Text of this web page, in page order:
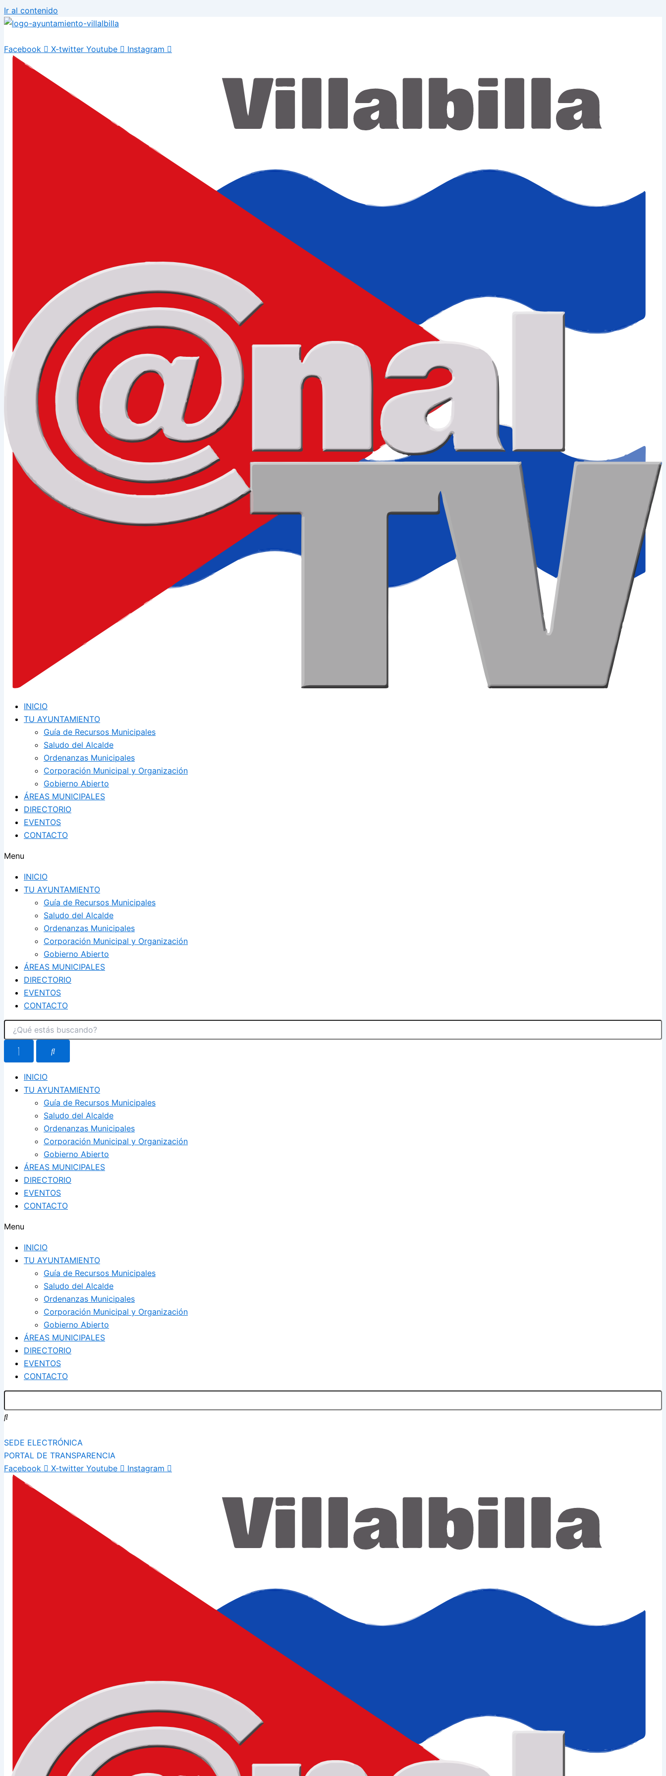
Ir al contenido
Facebook X-twitter Youtube Instagram
INICIO
TU AYUNTAMIENTO
Guía de Recursos Municipales
Saludo del Alcalde
Ordenanzas Municipales
Corporación Municipal y Organización
Gobierno Abierto
ÁREAS MUNICIPALES
DIRECTORIO
EVENTOS
CONTACTO
Menu
INICIO
TU AYUNTAMIENTO
Guía de Recursos Municipales
Saludo del Alcalde
Ordenanzas Municipales
Corporación Municipal y Organización
Gobierno Abierto
ÁREAS MUNICIPALES
DIRECTORIO
EVENTOS
CONTACTO
INICIO
TU AYUNTAMIENTO
Guía de Recursos Municipales
Saludo del Alcalde
Ordenanzas Municipales
Corporación Municipal y Organización
Gobierno Abierto
ÁREAS MUNICIPALES
DIRECTORIO
EVENTOS
CONTACTO
Menu
INICIO
TU AYUNTAMIENTO
Guía de Recursos Municipales
Saludo del Alcalde
Ordenanzas Municipales
Corporación Municipal y Organización
Gobierno Abierto
ÁREAS MUNICIPALES
DIRECTORIO
EVENTOS
CONTACTO
SEDE ELECTRÓNICA
PORTAL DE TRANSPARENCIA
Facebook
X-twitter Youtube Instagram